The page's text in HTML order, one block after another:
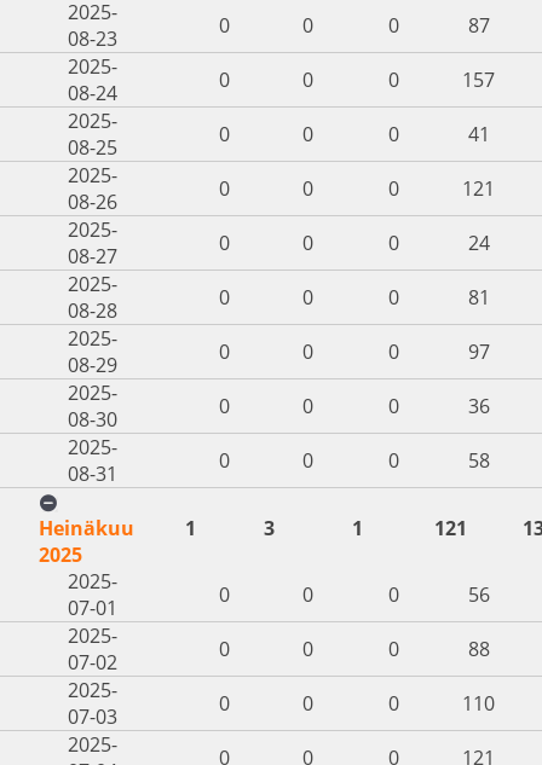
2025-
08-23
0 0 0
87
2025-
08-24
0 0 0
157
2025-
08-25
0 0 0
41
2025-
08-26
0 0 0
121
2025-
08-27
0 0 0
24
2025-
08-28
0 0 0
81
2025-
08-29
0 0 0
97
2025-
08-30
0 0 0
36
2025-
08-31
0 0 0 58
Heinäkuu
2025
1 3 1 121
2025-
07-01
0 0 0
56
2025-
07-02
0 0 0
88
2025-
07-03
0 0 0
110
2025-
0 0 0
121